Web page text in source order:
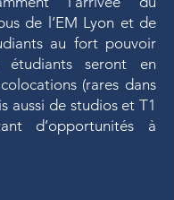
de l’EM Lyon et de
au fort pouvoir
étudiants seront en
(rares dans
aussi de studios et T1
d’opportunités à